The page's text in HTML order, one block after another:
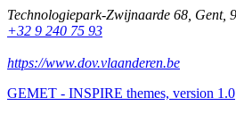
Technologiepark-Zwijnaarde 68 Gent,
+32 9 240 75 93
https://www.dov.vlaanderen.be
GEMET - INSPIRE themes, version 1.0